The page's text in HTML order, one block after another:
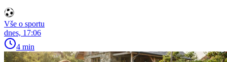
Vše o sportu
dnes, 17:06
4 min